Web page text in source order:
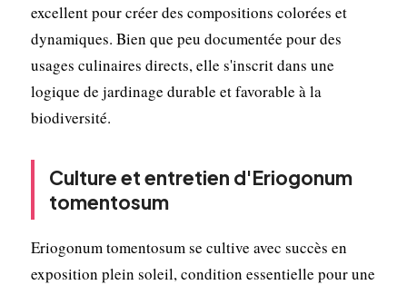
excellent pour créer des compositions colorées et
dynamiques. Bien que peu documentée pour des
usages culinaires directs, elle s'inscrit dans une
logique de jardinage durable et favorable à la
biodiversité.
Culture et entretien d'Eriogonum
tomentosum
Eriogonum tomentosum se cultive avec succès en
exposition plein soleil, condition essentielle pour une